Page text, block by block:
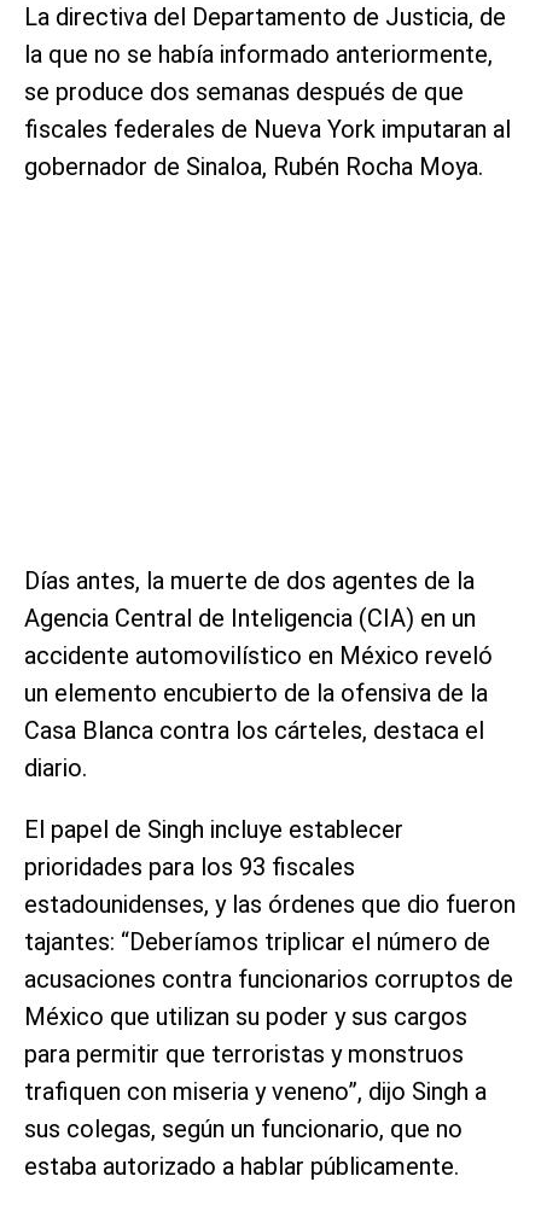
La directiva del Departamento de Justicia, de
la que no se había informado anteriormente,
se produce dos semanas después de que
fiscales federales de Nueva York imputaran al
gobernador de Sinaloa, Rubén Rocha Moya.
Días antes, la muerte de dos agentes de la
Agencia Central de Inteligencia (CIA) en un
accidente automovilístico en México reveló
un elemento encubierto de la ofensiva de la
Casa Blanca contra los cárteles, destaca el
diario.
El papel de Singh incluye establecer
prioridades para los 93 fiscales
estadounidenses, y las órdenes que dio fueron
tajantes: “Deberíamos triplicar el número de
acusaciones contra funcionarios corruptos de
México que utilizan su poder y sus cargos
para permitir que terroristas y monstruos
trafiquen con miseria y veneno”, dijo Singh a
sus colegas, según un funcionario, que no
estaba autorizado a hablar públicamente.